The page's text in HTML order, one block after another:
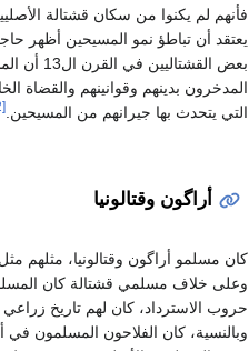
فأنهم لم يكنوا من سكان قشتالة
يعتقد أن تباطؤ نمو المسيحين أظهر
بعض
المدخرون بدينهم وقوانينهم والقضاة
التي يتحدث بها جيرانهم من المسيحين. [2]
أراگون وقتالونيا
كان مسلمو أراگون وقتالونيا، مثلهم
وعلى خلاف مسلمي قشتالة كان
حروب الاسترداد، كان لهم تاريخ
وبالنسية، كان الفلاحون المسلمون في